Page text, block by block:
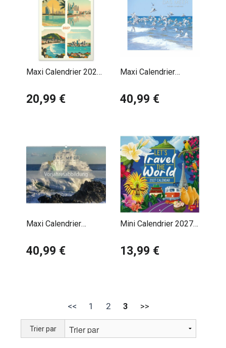
Maxi Calendrier 2027
Villes du Monde
20,99 €
Maxi Calendrier
Mer Océan
40,99 €
Maxi Calendrier
Mer Océan
40,99 €
Mini Calendrier 2027
Monde
13,99 €
<< 1 2 3 >>
Trier par